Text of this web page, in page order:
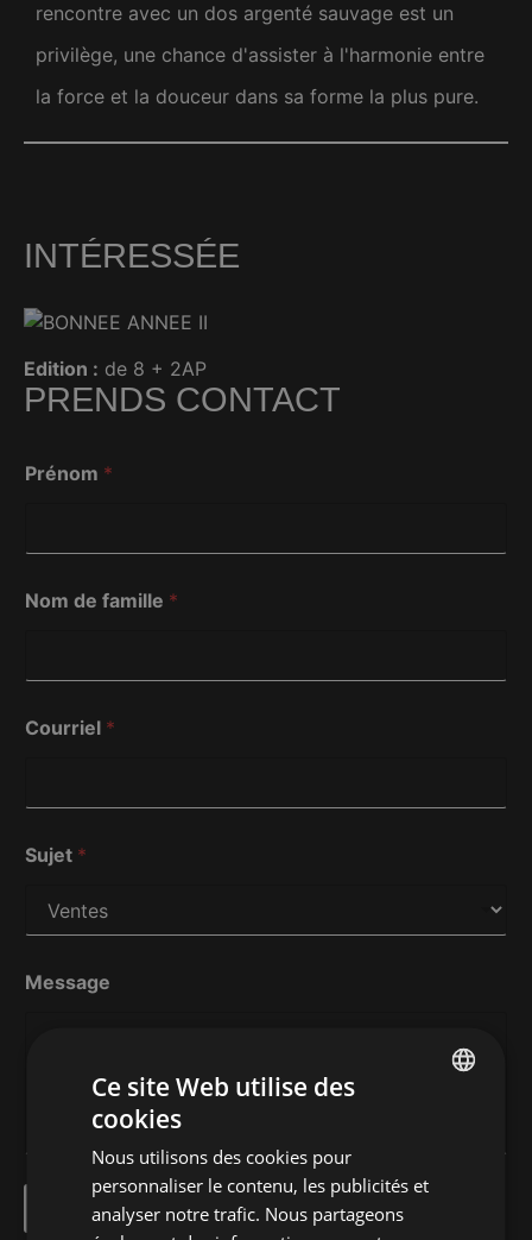
rencontre avec un dos argenté sauvage est un
privilège, une chance d'assister à l'harmonie entre
la force et la douceur dans sa forme la plus pure.
INTÉRESSÉE
Edition : de 8 + 2AP
PRENDS CONTACT
Prénom *
Nom de famille *
Courriel *
e
s
a
g
Sujet *
Message
SOUMETTRE
Ce site Web utilise des
cookies
Nous utilisons des cookies pour
personnaliser le contenu, les publicités et
analyser notre trafic. Nous partageons